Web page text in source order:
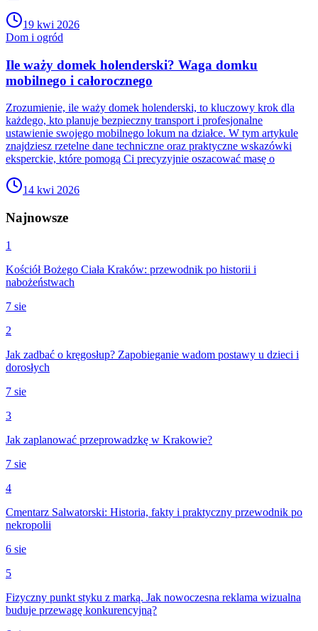
19 kwi 2026
Dom i ogród
Ile waży domek holenderski? Waga domku
mobilnego i całorocznego
Zrozumienie, ile waży domek holenderski, to kluczowy krok dla
każdego, kto planuje bezpieczny transport i profesjonalne
ustawienie swojego mobilnego lokum na działce. W tym artykule
znajdziesz rzetelne dane techniczne oraz praktyczne wskazówki
eksperckie, które pomogą Ci precyzyjnie oszacować masę o
14 kwi 2026
Najnowsze
1
Kościół Bożego Ciała Kraków: przewodnik po historii i
nabożeństwach
7 sie
2
Jak zadbać o kręgosłup? Zapobieganie wadom postawy u dzieci i
dorosłych
7 sie
3
Jak zaplanować przeprowadzkę w Krakowie?
7 sie
4
Cmentarz Salwatorski: Historia, fakty i praktyczny przewodnik po
nekropolii
6 sie
5
Fizyczny punkt styku z marką. Jak nowoczesna reklama wizualna
buduje przewagę konkurencyjną?